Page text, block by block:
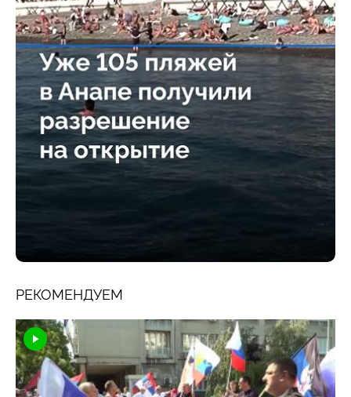
РЕКОМЕНДУЕМ